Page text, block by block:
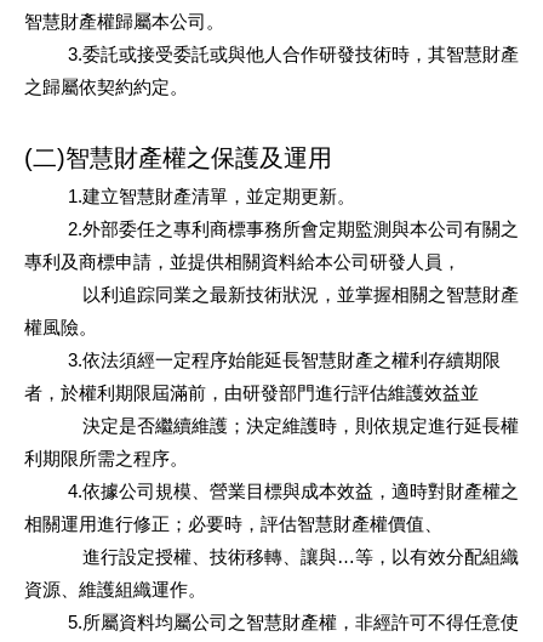
智慧財產權歸屬本公司。
3.委託或接受委託或與他人合作研發技術時，其智慧財產
之歸屬依契約約定。
(二)智慧財產權之保護及運用
1.建立智慧財產清單，並定期更新。
2.外部委任之專利商標事務所會定期監測與本公司有關之
專利及商標申請，並提供相關資料給本公司研發人員，
以利追踪同業之最新技術狀況，並掌握相關之智慧財產
權風險。
3.依法須經一定程序始能延長智慧財產之權利存續期限
者，於權利期限屆滿前，由研發部門進行評估維護效益並
決定是否繼續維護；決定維護時，則依規定進行延長權
利期限所需之程序。
4.依據公司規模、營業目標與成本效益，適時對財產權之
相關運用進行修正；必要時，評估智慧財產權價值、
進行設定授權、技術移轉、讓與…等，以有效分配組織
資源、維護組織運作。
5.所屬資料均屬公司之智慧財產權，非經許可不得任意使